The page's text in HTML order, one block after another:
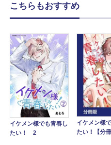
こちらもおすすめ
イケメン様でも青春し
たい！ 2
イケメン様
たい！【分冊